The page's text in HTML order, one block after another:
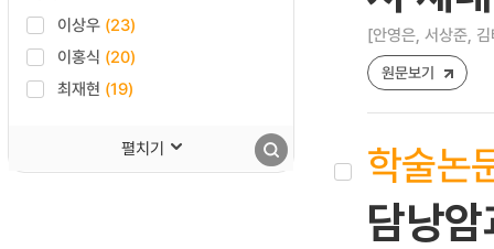
이상우 (23)
이홍식 (20)
최재현 (19)
펼치기
[안영은, 서상준,
원문보기
학술논
담낭